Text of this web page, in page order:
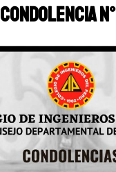
CONDOLENCIA